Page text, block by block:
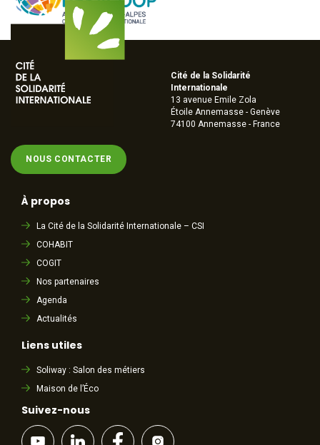
NOUS CONTACTER
Cité de la Solidarité
Internationale
13 avenue Emile Zola
Étoile Annemasse - Genève
74100 Annemasse - France
À propos
La Cité de la Solidarité Internationale – CSI
COHABIT
COGIT
Nos partenaires
Agenda
Actualités
Liens utiles
Soliway : Salon des métiers
Maison de l’Éco
Suivez-nous